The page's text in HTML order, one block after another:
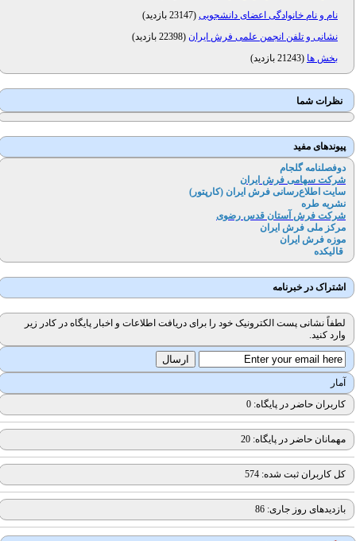
نام و نام خانوادگی اعضای دانشجویی( 23147 بازدید
)
نشانی و تلفن انجمن علمی فرش ایران (22398 بازدید
)
بخش ها (21243 بازدید )
نظرات شما
پیوندهای مفید
دوفصلنامه گلجام
شرکت سهامی فرش ایران
سایت اطلاع‌رسانی فرش ایران (کارپتور)
نشریه طره
شرکت فرش آستان قدس رضوی
مرکز ملی فرش ایران
موزه فرش ایران
قالیکده
اشتراک در خبرنامه
لطفاً نشانی پست الکترونیک خود را برای دریافت اطلاعات و اخبار پایگاه در کادر زیر
وارد کنید.
آمار
کاربران حاضر در پایگاه: 0
مهمانان حاضر در پایگاه: 20
کل کاربران ثبت شده: 574
بازدیدهای روز جاری: 86